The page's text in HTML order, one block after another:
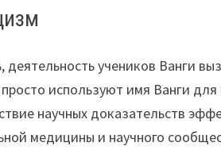
деятельность учеников Ванги
используют имя Ванги
научных доказательств
медицины и научного